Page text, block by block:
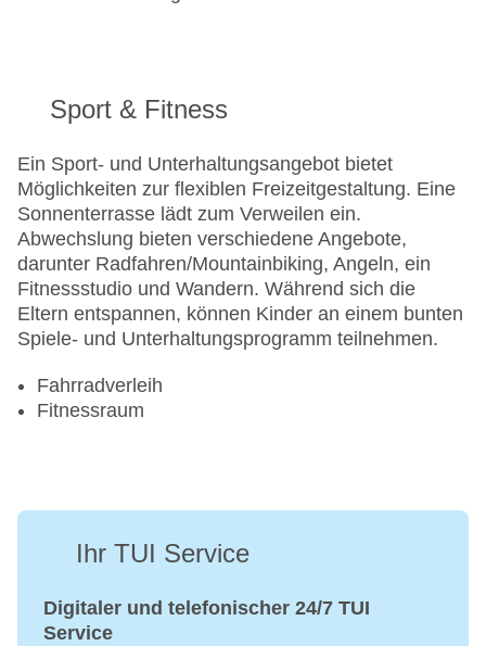
Sport & Fitness
Ein Sport- und Unterhaltungsangebot bietet
Möglichkeiten zur flexiblen Freizeitgestaltung. Eine
Sonnenterrasse lädt zum Verweilen ein.
Abwechslung bieten verschiedene Angebote,
darunter Radfahren/Mountainbiking, Angeln, ein
Fitnessstudio und Wandern. Während sich die
Eltern entspannen, können Kinder an einem bunten
Spiele- und Unterhaltungsprogramm teilnehmen.
Fahrradverleih
Fitnessraum
Ihr TUI Service
Digitaler und telefonischer 24/7 TUI
Service